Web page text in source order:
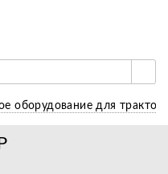
оборудование для